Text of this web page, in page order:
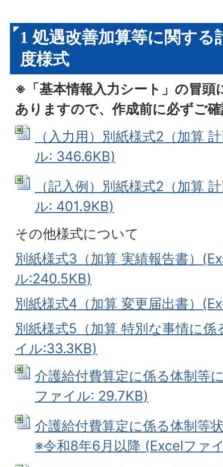
1 処遇改善加算等に関す
度様式
※「基本情報入力シート」の冒頭
ありますので、作成前に必ずご
（入力用）別紙様式2（加算
ル: 346.6KB)
（記入例）別紙様式2（加算
ル: 401.9KB)
その他様式について
別紙様式3（加算 実績報告書）
ル:240.5KB)
別紙様式4（加算 変更届出書）
別紙様式5（加算 特別な事情に
イル:33.3KB)
介護給付費算定に係る体制等
ファイル: 29.7KB)
介護給付費算定に係る体制等
※令和8年6月以降 (Excelファ